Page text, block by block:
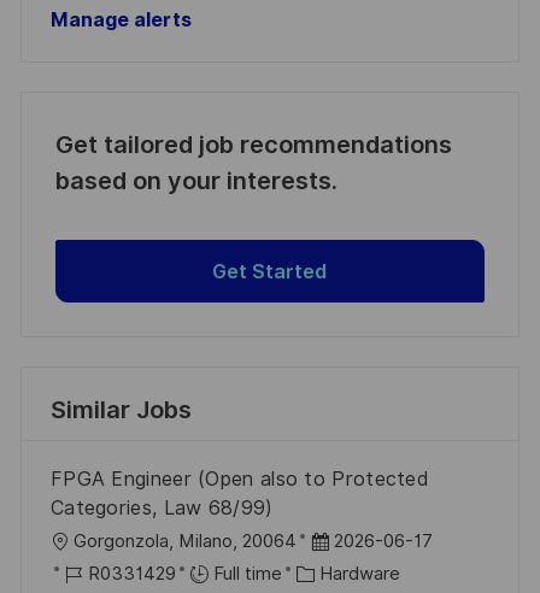
Manage alerts
Get tailored job recommendations
based on your interests.
Get Started
Similar Jobs
FPGA Engineer (Open also to Protected
Categories, Law 68/99)
L
o
Gorgonzola, Milano, 20064
P
o
2026-06-17
J
R0331429 Full time
C Hardware